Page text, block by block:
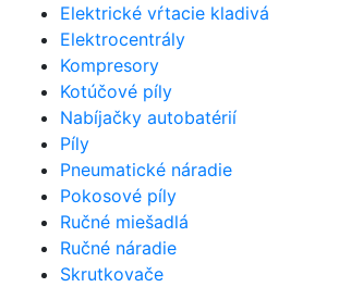
Elektrické vŕtacie kladivá
Elektrocentrály
Kompresory
Kotúčové píly
Nabíjačky autobatérií
Píly
Pneumatické náradie
Pokosové píly
Ručné miešadlá
Ručné náradie
Skrutkovače